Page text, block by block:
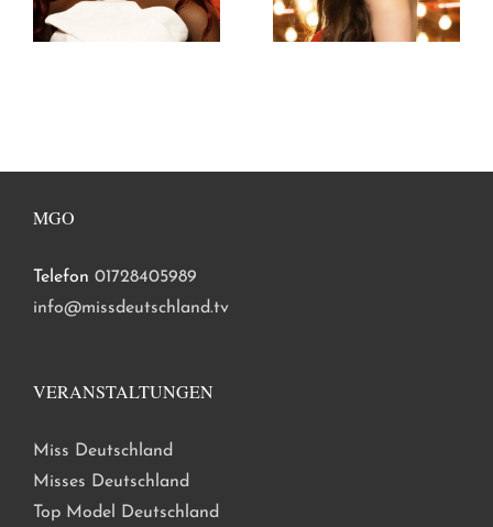
MGO
Telefon 01728405989
info@missdeutschland.tv
VERANSTALTUNGEN
Miss Deutschland
Misses Deutschland
Top Model Deutschland